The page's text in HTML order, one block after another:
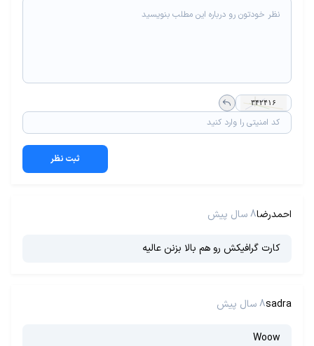
ثبت نظر
احمدرضا8 سال پیش
کارت گرافیکش رو هم بالا بزنن عالیه
sadra8 سال پیش
Woow